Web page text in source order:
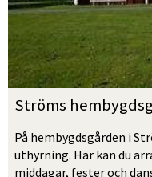
Ströms
På hembygdsgården i
uthyrning. Här kan du
middagar, fester och